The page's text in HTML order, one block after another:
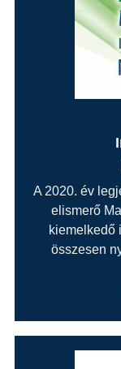
A 2020. év
elismerő
kiemelkedő
összesen